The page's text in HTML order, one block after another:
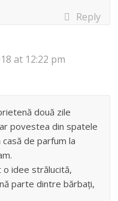
Reply
at 12:22 pm
două zile
povestea din spatele
de parfum la
o idee strălucită,
parte dintre bărbați,